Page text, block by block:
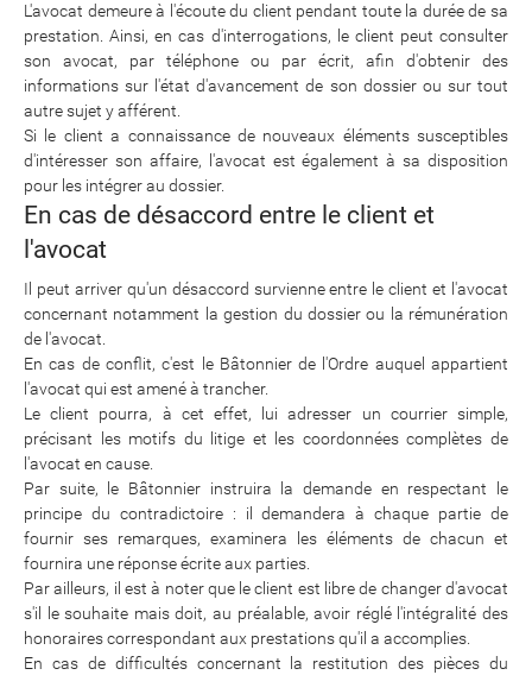
L'avocat demeure à l'écoute du client pendant toute la durée de sa
prestation. Ainsi, en cas d'interrogations, le client peut consulter
son avocat, par téléphone ou par écrit, afin d'obtenir des
informations sur l'état d'avancement de son dossier ou sur tout
autre sujet y afférent.
Si le client a connaissance de nouveaux éléments susceptibles
d'intéresser son affaire, l'avocat est également à sa disposition
pour les intégrer au dossier.
En cas de désaccord entre le client et
l'avocat
Il peut arriver qu'un désaccord survienne entre le client et l'avocat
concernant notamment la gestion du dossier ou la rémunération
de l'avocat.
En cas de conflit, c'est le Bâtonnier de l'Ordre auquel appartient
l'avocat qui est amené à trancher.
Le client pourra, à cet effet, lui adresser un courrier simple,
précisant les motifs du litige et les coordonnées complètes de
l'avocat en cause.
Par suite, le Bâtonnier instruira la demande en respectant le
principe du contradictoire : il demandera à chaque partie de
fournir ses remarques, examinera les éléments de chacun et
fournira une réponse écrite aux parties.
Par ailleurs, il est à noter que le client est libre de changer d'avocat
s'il le souhaite mais doit, au préalable, avoir réglé l'intégralité des
honoraires correspondant aux prestations qu'il a accomplies.
En cas de difficultés concernant la restitution des pièces du